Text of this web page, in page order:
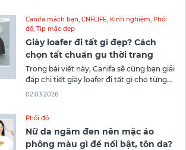
Hà Nội với chất
Canifa mách bạn CNFLIFE Kinh nghiệm Phối
đồ, Tip mặc đẹp
Giày loafer đi tất gì đẹp? Cách
chọn tất chuẩn gu thời trang
Trong bài viết này, Canifa sẽ cùng bạn giải
đáp chi tiết giày loafer đi tất gì cho từng
phong cách, từng màu giày và từng hoàn
02.03.2026
Phối đồ
Nữ da ngăm đen nên mặc áo
phông màu gì để nổi bật, tôn da?